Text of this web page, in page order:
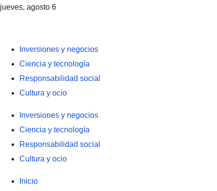
jueves, agosto 6
Inversiones y negocios
Ciencia y tecnología
Responsabilidad social
Cultura y ocio
Inversiones y negocios
Ciencia y tecnología
Responsabilidad social
Cultura y ocio
Inicio